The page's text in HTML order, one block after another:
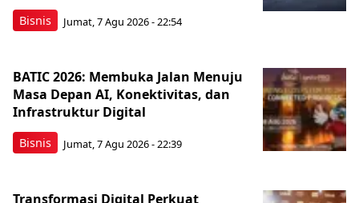
Bisnis Jumat, 7 Agu 2026 - 22:54
Bisnis
BATIC 2026: Membuka Jalan Menuju
Masa Depan AI, Konektivitas, dan
Infrastruktur Digital
Jumat, 7 Agu 2026 - 22:39
Transformasi Digital Perkuat